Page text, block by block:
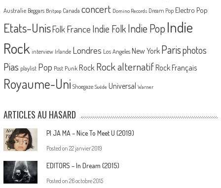
Australie Beggars Britpop Canada concert Domino Records Dream Pop Electro Pop
Etats-UnisFolk France Indie Folk Indie PopIndie
Rock interview Irlande Londres Los Angeles New York Parisphotos
Pias playlist Pop Post Punk Rock Rock alternatif Rock Français
Royaume-Uni Shoegaze Suède Universal Warner
ARTICLES AU HASARD
PI JA MA – Nice To Meet U (2019)
Posted on 22 janvier 2019
EDITORS – In Dream (2015)
Posted on 26 octobre 2015